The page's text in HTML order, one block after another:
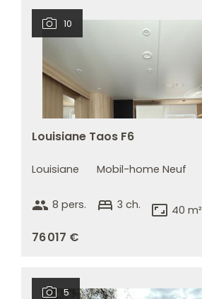
10
Louisiane Taos F6
Louisiane Mobil-home Neuf
group 8 pers. bed 3 ch. aspect_ratio 40 m²
76 017 €
5